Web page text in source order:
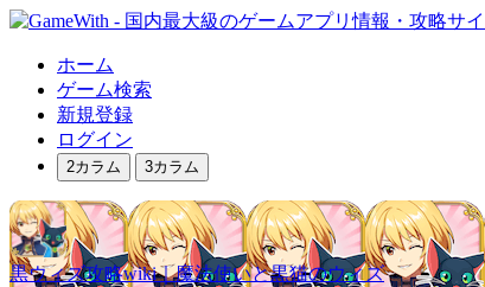
ホーム
ゲーム検索
新規登録
ログイン
2カラム 3カラム
黒ウィズ攻略wiki｜魔法使いと黒猫のウィズ